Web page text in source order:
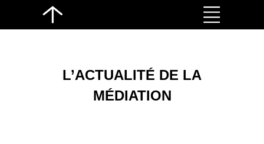
L’ACTUALITÉ DE LA
MÉDIATION